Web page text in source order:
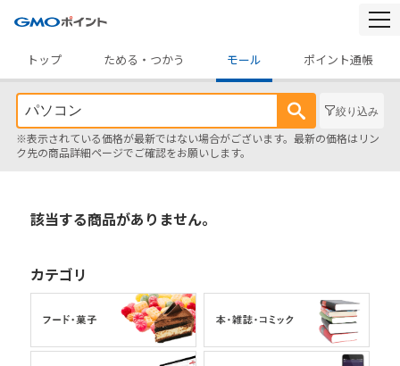
トップ
ためる・つかう モール ポイント通帳
絞り込み
※表示されている価格が最新ではない場合がございます。最新の価格はリン
ク先の商品詳細ページでご確認をお願いします。
該当する商品がありません。
カテゴリ